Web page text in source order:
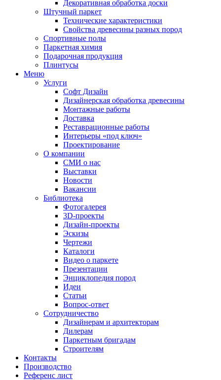
Декоративная обработка доски
Штучный паркет
Технические характеристики
Свойства древесины разных пород
Спортивные полы
Паркетная химия
Подарочная продукция
Плинтусы
Меню
Услуги
Софт Дизайн
Дизайнерская обработка древесины
Монтажные работы
Доставка
Реставрационные работы
Интерьеры «под ключ»
Проектирование
О компании
СМИ о нас
Выставки
Новости
Вакансии
Библиотека
Фотогалерея
3D-проекты
Дизайн-проекты
Эскизы
Чертежи
Каталоги
Видео о паркете
Презентации
Энциклопедия пород
Идеи
Статьи
Вопрос-ответ
Сотрудничество
Дизайнерам и архитекторам
Дилерам
Паркетным бригадам
Строителям
Контакты
Производство
Референс лист